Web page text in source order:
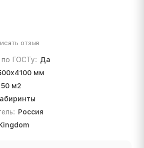
отзыв
по ГОСТу: Да
мм
м2
Россия